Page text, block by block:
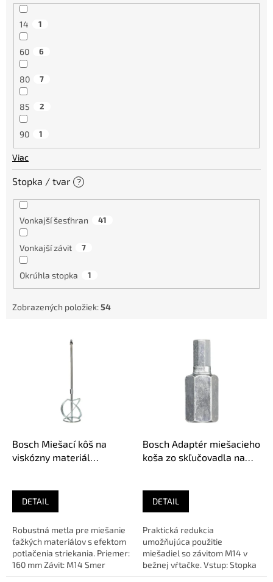
14 1
60 6
80 7
85 2
90 1
Viac
Stopka / tvar ?
Vonkajší šesťhran 41
Vonkajší závit 7
Okrúhla stopka 1
Zobrazených položiek:54
Bosch Miešací kôš na
viskózny materiál
2.608.000.845
DETAIL
Robustná metla pre miešanie
ťažkých materiálov s efektom
potlačenia striekania. Priemer:
160 mm Závit: M14 Smer
miešania: Nadol (bez...
Bosch Adaptér miešacieho
koša zo skľučovadla na
DETAIL
Praktická redukcia
umožňujúca použitie
miešadiel so závitom M14 v
bežnej vŕtačke. Vstup: Stopka
pre skľučovadlo Výstup: